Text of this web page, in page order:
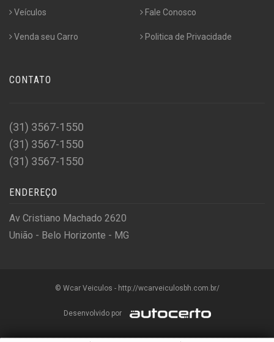
Veículos
Venda seu Carro
Fale Conosco
Politica de Privacidade
CONTATO
(31) 3567-1550
(31) 3567-1550
(31) 3567-1550
ENDEREÇO
Av Cristiano Machado 2620
União - Belo Horizonte - MG
© Wcar Veiculos - http://wcarveiculosbh.com.br/
Desenvolvido por